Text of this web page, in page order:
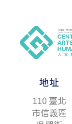
地址
110 臺北
市信義區